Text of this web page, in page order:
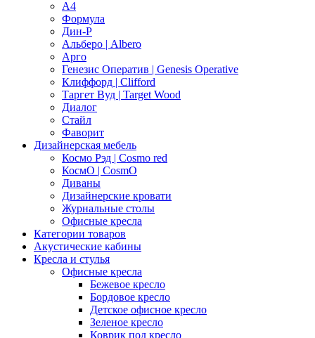
А4
Формула
Дин-Р
Альберо | Albero
Арго
Генезис Оператив | Genesis Operative
Клиффорд | Clifford
Таргет Вуд | Target Wood
Диалог
Стайл
Фаворит
Дизайнерская мебель
Космо Рэд | Cosmo red
КосмО | CosmO
Диваны
Дизайнерские кровати
Журнальные столы
Офисные кресла
Категории товаров
Акустические кабины
Кресла и стулья
Офисные кресла
Бежевое кресло
Бордовое кресло
Детское офисное кресло
Зеленое кресло
Коврик под кресло